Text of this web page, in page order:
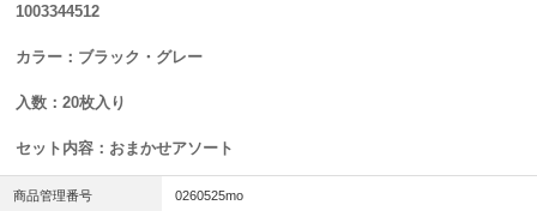
1003344512
カラー：ブラック・グレー
入数：20枚入り
セット内容：おまかせアソート
商品管理番号 0260525mo